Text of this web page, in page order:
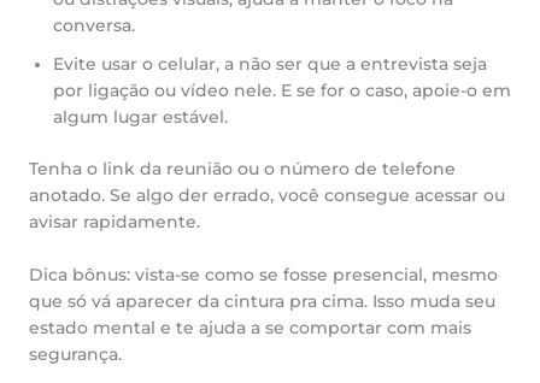
conversa.
Evite usar o celular, a não ser que a entrevista seja
por ligação ou vídeo nele. E se for o caso, apoie-o em
algum lugar estável.
Tenha o link da reunião ou o número de telefone
anotado. Se algo der errado, você consegue acessar ou
avisar rapidamente.
Dica bônus: vista-se como se fosse presencial, mesmo
que só vá aparecer da cintura pra cima. Isso muda seu
estado mental e te ajuda a se comportar com mais
segurança.